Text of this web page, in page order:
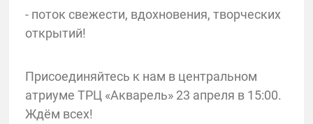
- поток свежести, вдохновения, творческих
открытий!
Присоединяйтесь к нам в центральном
атриуме ТРЦ «Акварель» 23 апреля в 15:00.
Ждём всех!